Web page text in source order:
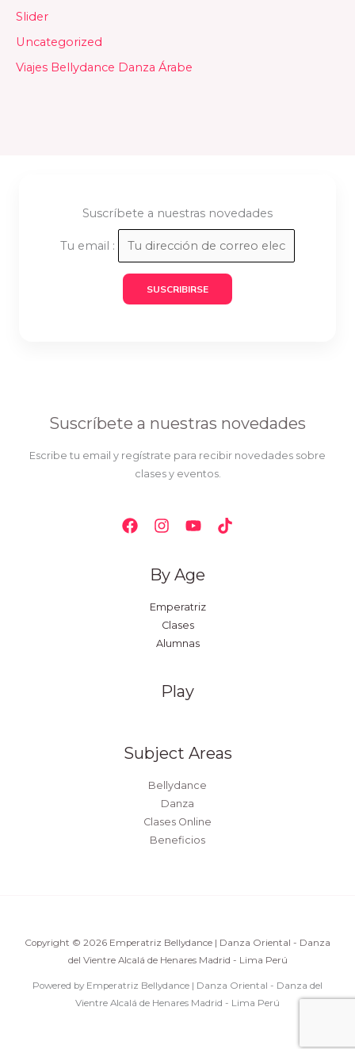
Slider
Uncategorized
Viajes Bellydance Danza Árabe
Suscríbete a nuestras novedades
Tu email :
Suscríbete a nuestras novedades
Escribe tu email y regístrate para recibir novedades sobre
clases y eventos.
By Age
Emperatriz
Clases
Alumnas
Play
Subject Areas
Bellydance
Danza
Clases Online
Beneficios
Copyright © 2026 Emperatriz Bellydance | Danza Oriental - Danza
del Vientre Alcalá de Henares Madrid - Lima Perú
Powered by Emperatriz Bellydance | Danza Oriental - Danza del
Vientre Alcalá de Henares Madrid - Lima Perú